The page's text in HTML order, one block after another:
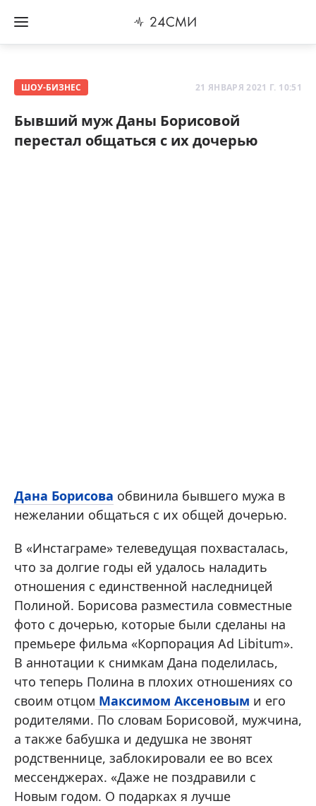
ШОУ-БИЗНЕС 21 ЯНВАРЯ 2021 Г. 10:51
Бывший муж Даны Борисовой
перестал общаться с их дочерью
Дана Борисова обвинила бывшего мужа в
нежелании общаться с их общей дочерью.
В «Инстаграме» телеведущая похвасталась,
что за долгие годы ей удалось наладить
отношения с единственной наследницей
Полиной. Борисова разместила совместные
фото с дочерью, которые были сделаны на
премьере фильма «Корпорация Ad Libitum».
В аннотации к снимкам Дана поделилась,
что теперь Полина в плохих отношениях со
своим отцом Максимом Аксеновым и его
родителями. По словам Борисовой, мужчина,
а также бабушка и дедушка не звонят
родственнице, заблокировали ее во всех
мессенджерах. «Даже не поздравили с
Новым годом. О подарках я лучше